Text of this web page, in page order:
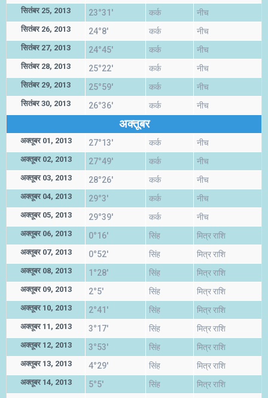
सितंबर 25, 2013 23°31' कर्क नीच
सितंबर 26, 2013 24°8' कर्क नीच
सितंबर 27, 2013 24°45' कर्क नीच
सितंबर 28, 2013 25°22' कर्क नीच
सितंबर 29, 2013 25°59' कर्क नीच
सितंबर 30, 2013 26°36' कर्क नीच
अक्तूबर
अक्तूबर 01, 2013 27°13' कर्क नीच
अक्तूबर 02, 2013 27°49' कर्क नीच
अक्तूबर 03, 2013 28°26' कर्क नीच
अक्तूबर 04, 2013 29°3' कर्क नीच
अक्तूबर 05, 2013 29°39' कर्क नीच
अक्तूबर 06, 2013 0°16' सिंह मित्र राशि
अक्तूबर 07, 2013 0°52' सिंह मित्र राशि
अक्तूबर 08, 2013 1°28' सिंह मित्र राशि
अक्तूबर 09, 2013 2°5' सिंह मित्र राशि
अक्तूबर 10, 2013 2°41' सिंह मित्र राशि
अक्तूबर 11, 2013 3°17' सिंह मित्र राशि
अक्तूबर 12, 2013 3°53' सिंह मित्र राशि
अक्तूबर 13, 2013 4°29' सिंह मित्र राशि
अक्तूबर 14, 2013 5°5' सिंह मित्र राशि